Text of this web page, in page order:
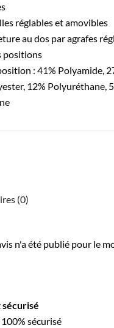
réglables et amovibles
au dos par agrafes
positions
: 41% Polyamide,
12% Polyuréthane,
(0)
n'a été publié pour le
sécurisé
sécurisé